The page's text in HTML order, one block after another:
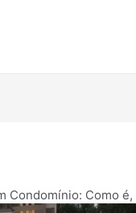
Condomínio: Como